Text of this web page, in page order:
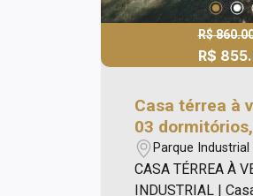
R$
R$
Casa térrea à
03
03 vagas de
Industrial |
Campos |
Parque
Campos/SP
CASA TÉRREA À
INDUSTRIAL | Casa térrea à venda de